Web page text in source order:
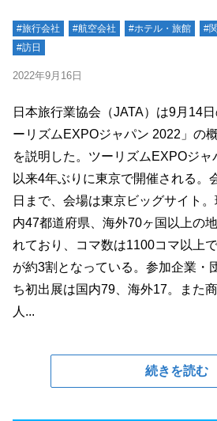
#旅行会社 #航空会社 #ホテル・旅館 #
#訪日
2022年9月16日
日本旅行業協会（JATA）は9月14
ーリズムEXPOジャパン 2022」の
を説明した。ツーリズムEXPOジ
以来4年ぶりに東京で開催される。
日まで、会場は東京ビッグサイト
内47都道府県、海外70ヶ国以上の
れており、コマ数は1100コマ以上
が約3割となっている。参加企業・
ち初出展は国内79、海外17。また
人...
続きを読む